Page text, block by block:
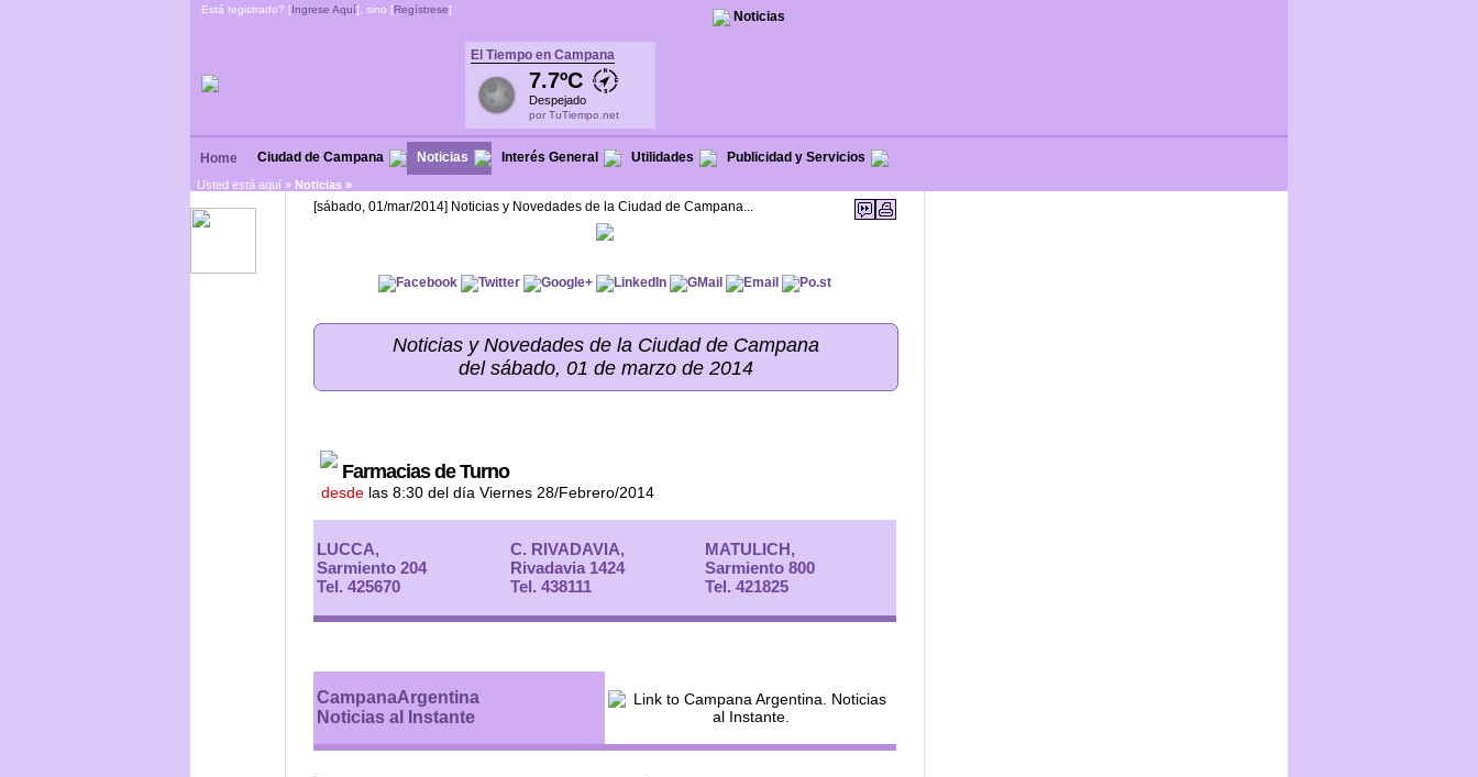
Está registrado? [Ingrese Aquí], sino [Regístrese] Noticias
El Tiempo en Campana
7.7ºC
Despejado
por TuTiempo.net
Home Ciudad de Campana Noticias Interés General Utilidades Publicidad y Servicios
Usted está aquí » Noticias »
[sábado, 01/mar/2014] Noticias y Novedades de la Ciudad de Campana...
Noticias y Novedades de la Ciudad de Campana
del sábado, 01 de marzo de 2014
Farmacias de Turno
desde las 8:30 del día Viernes 28/Febrero/2014
LUCCA,
Sarmiento 204
Tel. 425670
C. RIVADAVIA,
Rivadavia 1424
Tel. 438111
MATULICH,
Sarmiento 800
Tel. 421825
CampanaArgentina
Noticias al Instante